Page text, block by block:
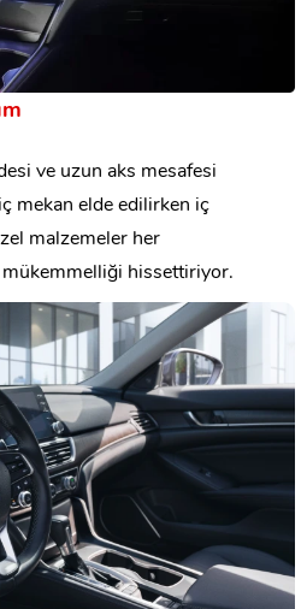
ve uzun aks mesafesi
mekan elde edilirken iç
malzemeler her
hissettiriyor.